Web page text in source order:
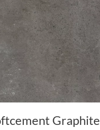
Graphite